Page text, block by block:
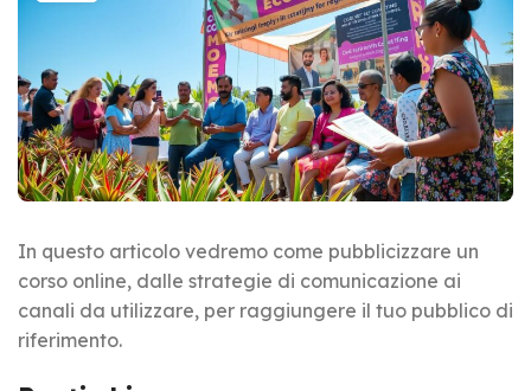
In questo articolo vedremo come pubblicizzare un
corso online, dalle strategie di comunicazione ai
canali da utilizzare, per raggiungere il tuo pubblico di
riferimento.